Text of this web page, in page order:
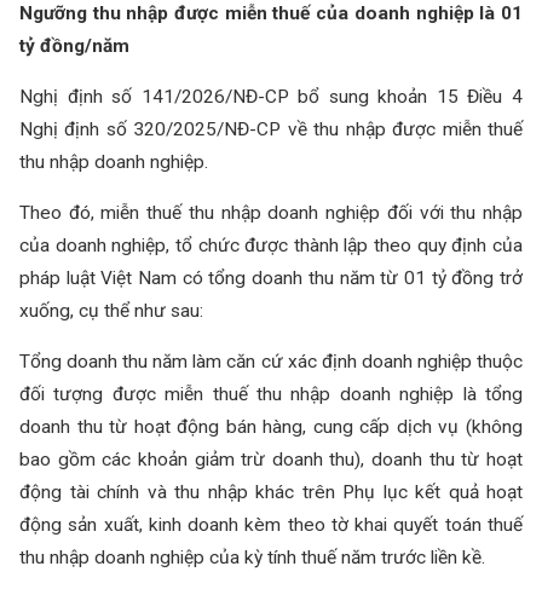
Ngưỡng thu nhập được miễn thuế của doanh nghiệp là 01
tỷ đồng/năm
Nghị định số 141/2026/NĐ-CP bổ sung khoản 15 Điều 4
Nghị định số 320/2025/NĐ-CP về thu nhập được miễn thuế
thu nhập doanh nghiệp.
Theo đó, miễn thuế thu nhập doanh nghiệp đối với thu nhập
của doanh nghiệp, tổ chức được thành lập theo quy định của
pháp luật Việt Nam có tổng doanh thu năm từ 01 tỷ đồng trở
xuống, cụ thể như sau:
Tổng doanh thu năm làm căn cứ xác định doanh nghiệp thuộc
đối tượng được miễn thuế thu nhập doanh nghiệp là tổng
doanh thu từ hoạt động bán hàng, cung cấp dịch vụ (không
bao gồm các khoản giảm trừ doanh thu), doanh thu từ hoạt
động tài chính và thu nhập khác trên Phụ lục kết quả hoạt
động sản xuất, kinh doanh kèm theo tờ khai quyết toán thuế
thu nhập doanh nghiệp của kỳ tính thuế năm trước liền kề.